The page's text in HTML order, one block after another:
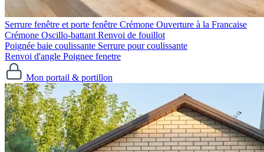
Serrure fenêtre et porte fenêtre
Crémone Ouverture à la Francaise
Crémone Oscillo-battant Renvoi de fouillot
Poignée baie coulissante Serrure pour coulissante
Renvoi d'angle Poignee fenetre
Mon portail & portillon